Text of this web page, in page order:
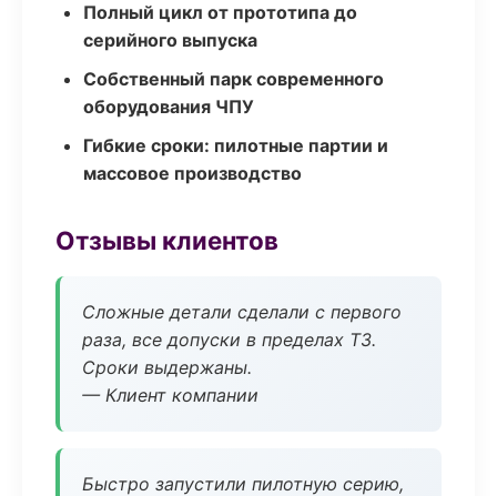
Полный цикл от прототипа до
серийного выпуска
Собственный парк современного
оборудования ЧПУ
Гибкие сроки: пилотные партии и
массовое производство
Отзывы клиентов
Сложные детали сделали с первого
раза, все допуски в пределах ТЗ.
Сроки выдержаны.
— Клиент компании
Быстро запустили пилотную серию,